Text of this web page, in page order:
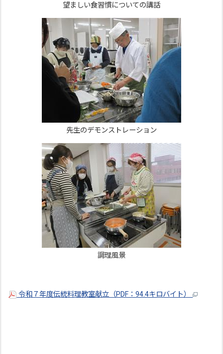
望ましい食習慣についての講話
先生のデモンストレーション
調理風景
令和７年度伝統料理教室献立（PDF：94.4キロバイト）